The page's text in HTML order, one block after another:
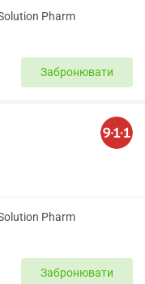
Pharm
Забронювати
Pharm
Забронювати